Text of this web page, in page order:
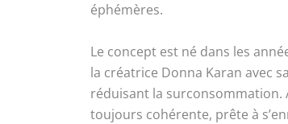
éphémères.
Le concept est né dans les
la créatrice Donna Karan avec
réduisant la surconsommation.
toujours cohérente, prête à